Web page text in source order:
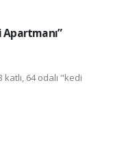
Apartmanı”
64 odalı "kedi